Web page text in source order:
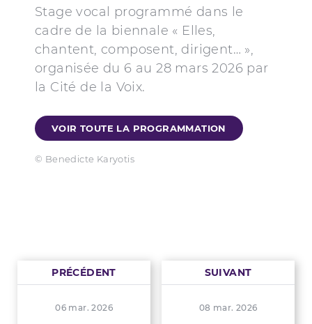
Stage vocal programmé dans le
cadre de la biennale « Elles,
chantent, composent, dirigent… »,
organisée du 6 au 28 mars 2026 par
la Cité de la Voix.
VOIR TOUTE LA PROGRAMMATION
© Benedicte Karyotis
PRÉCÉDENT
06 mar. 2026
SUIVANT
08 mar. 2026